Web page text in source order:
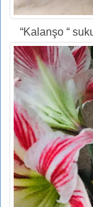
“Kalanşo “